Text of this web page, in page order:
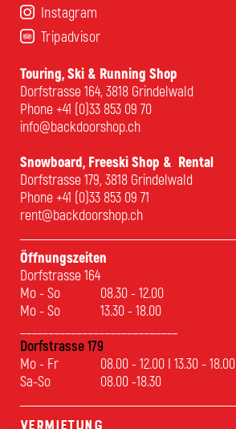
Instagram
Tripadvisor
Touring, Ski & Running Shop
Dorfstrasse 164, 3818 Grindelwald
Phone+41 (0)33 853 09 70
info@backdoorshop.ch
Snowboard, Freeski Shop & Rental
Dorfstrasse 179, 3818 Grindelwald
Phone+41 (0)33 853 09 71
rent@backdoorshop.ch
Öffnungszeiten
Dorfstrasse 164
Mo - So
08.30 - 12.00
Mo - So
13.30 - 18.00
Dorfstrasse 179
Mo - Fr
08.00 - 12.00 I 13.30 - 18.00
Sa-So
08.00 -18.30
Vermietung